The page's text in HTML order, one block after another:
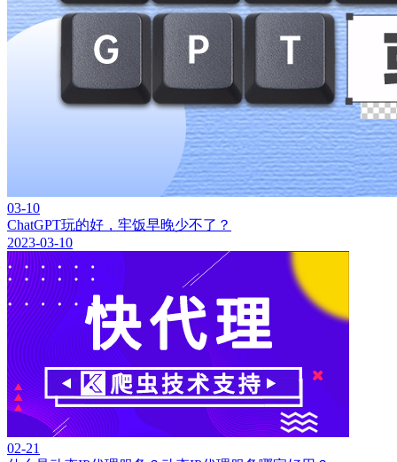
03-10
ChatGPT玩的好，牢饭早晚少不了？
2023-03-10
02-21